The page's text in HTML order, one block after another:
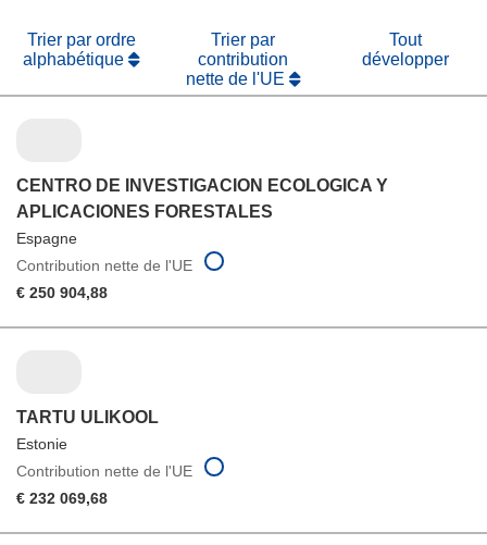
Trier par ordre
alphabétique
Trier par
contribution
nette de l'UE
Tout
développer
CENTRO DE INVESTIGACION ECOLOGICA Y
APLICACIONES FORESTALES
Espagne
Contribution nette de l'UE
€ 250 904,88
TARTU ULIKOOL
Estonie
Contribution nette de l'UE
€ 232 069,68